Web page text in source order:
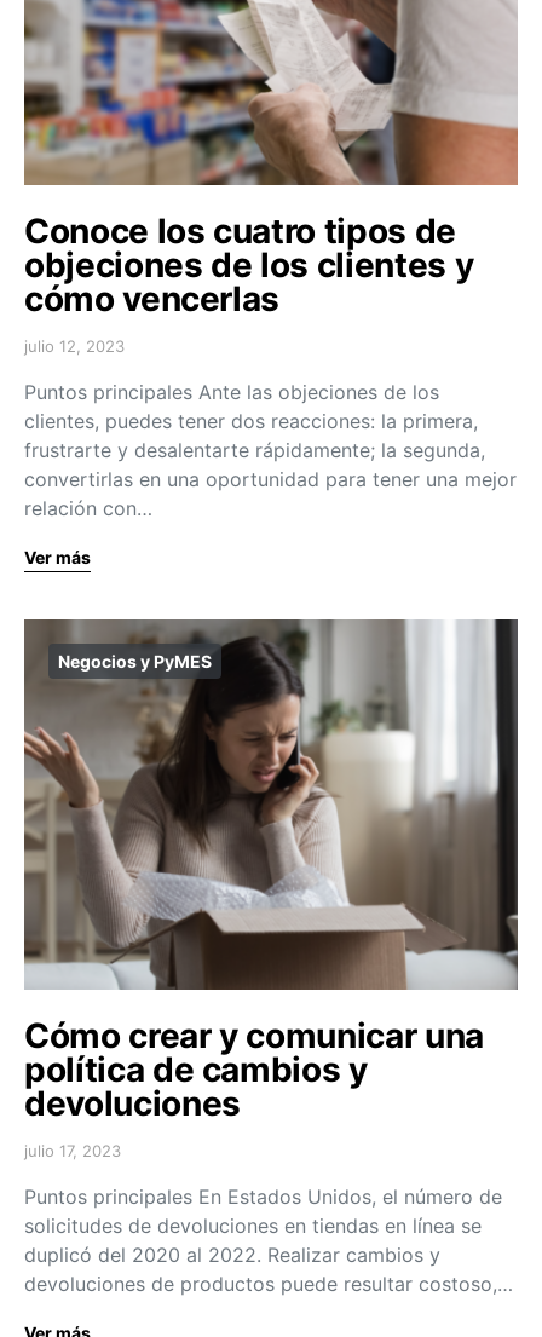
Conoce los cuatro tipos de
objeciones de los clientes y
cómo vencerlas
julio 12, 2023
Puntos principales Ante las objeciones de los
clientes, puedes tener dos reacciones: la primera,
frustrarte y desalentarte rápidamente; la segunda,
convertirlas en una oportunidad para tener una mejor
relación con…
Ver más
Negocios y PyMES
Cómo crear y comunicar una
política de cambios y
devoluciones
julio 17, 2023
Puntos principales En Estados Unidos, el número de
solicitudes de devoluciones en tiendas en línea se
duplicó del 2020 al 2022. Realizar cambios y
devoluciones de productos puede resultar costoso,…